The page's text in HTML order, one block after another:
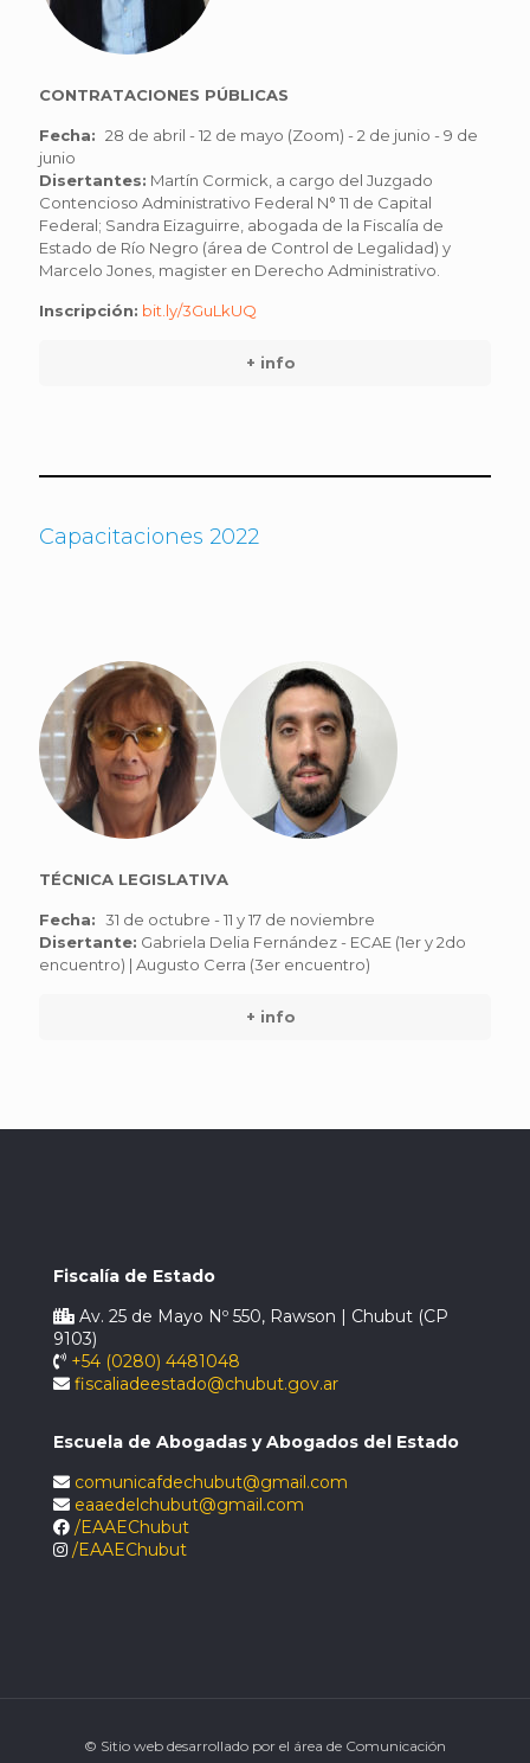
CONTRATACIONES PÚBLICAS
Fecha: 28 de abril - 12 de mayo (Zoom) - 2 de junio - 9 de
junio
Disertantes: Martín Cormick, a cargo del Juzgado
Contencioso Administrativo Federal N° 11 de Capital
Federal; Sandra Eizaguirre, abogada de la Fiscalía de
Estado de Río Negro (área de Control de Legalidad) y
Marcelo Jones, magister en Derecho Administrativo.
Inscripción: bit.ly/3GuLkUQ
+ info
Capacitaciones 2022
TÉCNICA LEGISLATIVA
Fecha: 31 de octubre - 11 y 17 de noviembre
Disertante: Gabriela Delia Fernández - ECAE (1er y 2do
encuentro) | Augusto Cerra (3er encuentro)
+ info
Fiscalía de Estado
Av. 25 de Mayo Nº 550, Rawson | Chubut (CP
9103)
+54 (0280) 4481048
fiscaliadeestado@chubut.gov.ar
Escuela de Abogadas y Abogados del Estado
comunicafdechubut@gmail.com
eaaedelchubut@gmail.com
/EAAEChubut
/EAAEChubut
© Sitio web desarrollado por el área de Comunicación